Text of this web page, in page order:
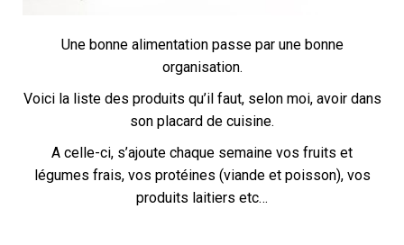
Une bonne alimentation passe par une bonne
organisation.
Voici la liste des produits qu’il faut, selon moi, avoir dans
son placard de cuisine.
A celle-ci, s’ajoute chaque semaine vos fruits et
légumes frais, vos protéines (viande et poisson), vos
produits laitiers etc…